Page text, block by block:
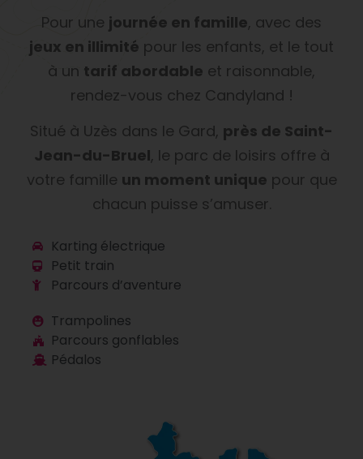
Pour une journée en famille, avec des
jeux en illimité pour les enfants, et le tout
à un tarif abordable et raisonnable,
rendez-vous chez Candyland !
Situé à Uzès dans le Gard, près de Saint-
Jean-du-Bruel, le parc de loisirs offre à
votre famille un moment unique pour que
chacun puisse s’amuser.
Karting électrique
Petit train
Parcours d’aventure
Trampolines
Parcours gonflables
Pédalos